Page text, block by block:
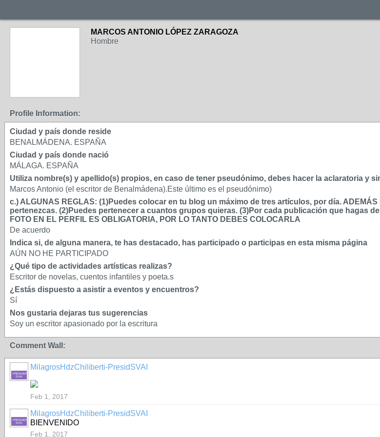
MARCOS ANTONIO LÓPEZ ZARAGOZA
Hombre
Profile Information:
Ciudad y país donde reside
BENALMÁDENA. ESPAÑA
Ciudad y país donde nació
MÁLAGA. ESPAÑA
Utiliza nombre(s) y apellido(s) propios, en caso de tener pseudónimo, debes hacer la aclaratoria y
Marcos Antonio (el escritor de Benalmádena).Este último es el pseudónimo)
c.) ALGUNAS REGLAS: (1)Puedes colocar en tu blog un máximo de tres artículos, por día.
pertenezcas. (2)Puedes pertenecer a cuantos grupos quieras. (3)Por cada publicación que hagas
FOTO EN EL PERFIL ES OBLIGATORIA, POR LO TANTO DEBES COLOCARLA
De acuerdo
Indica si, de alguna manera, te has destacado, has participado o participas en esta misma página
AÚN NO HE PARTICIPADO
¿Qué tipo de actividades artísticas realizas?
Escritor de novelas, cuentos infantiles y poeta.s
¿Estás dispuesto a asistir a eventos y encuentros?
Sí
Nos gustaria dejaras tus sugerencias
Soy un escritor apasionado por la escritura
Comment Wall:
PRESIDENTE-
SVAI
MilagrosHdzChiliberti-PresidSVAI
Feb 1, 2017
PRESIDENTE-
SVAI
MilagrosHdzChiliberti-PresidSVAI
BIENVENIDO
Feb 1, 2017